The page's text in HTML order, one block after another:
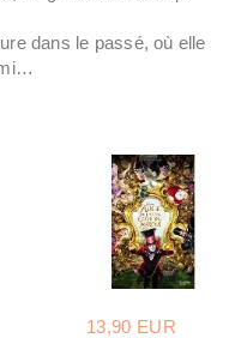
dans le passé, où elle
13,90 EUR